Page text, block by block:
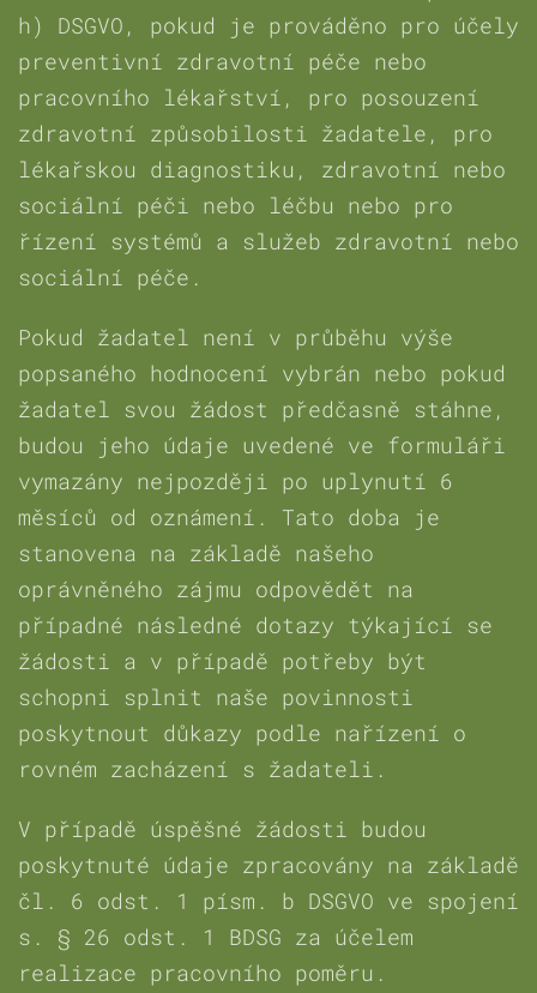
h) DSGVO, pokud je prováděno pro účely
preventivní zdravotní péče nebo
pracovního lékařství, pro posouzení
zdravotní způsobilosti žadatele, pro
lékařskou diagnostiku, zdravotní nebo
sociální péči nebo léčbu nebo pro
řízení systémů a služeb zdravotní nebo
sociální péče.
Pokud žadatel není v průběhu výše
popsaného hodnocení vybrán nebo pokud
žadatel svou žádost předčasně stáhne,
budou jeho údaje uvedené ve formuláři
vymazány nejpozději po uplynutí 6
měsíců od oznámení. Tato doba je
stanovena na základě našeho
oprávněného zájmu odpovědět na
případné následné dotazy týkající se
žádosti a v případě potřeby být
schopni splnit naše povinnosti
poskytnout důkazy podle nařízení o
rovném zacházení s žadateli.
V případě úspěšné žádosti budou
poskytnuté údaje zpracovány na základě
čl. 6 odst. 1 písm. b DSGVO ve spojení
s. § 26 odst. 1 BDSG za účelem
realizace pracovního poměru.